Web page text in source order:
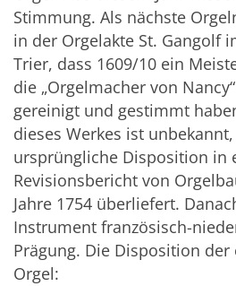
Stimmung. Als nächste
in der Orgelakte St. Gangolf
Trier, dass 1609/10 ein
die „Orgelmacher von
gereinigt und gestimmt
dieses Werkes ist
ursprüngliche Disposition in
Revisionsbericht von
Jahre 1754 überliefert.
Instrument französisch-
Prägung. Die Disposition
Orgel: